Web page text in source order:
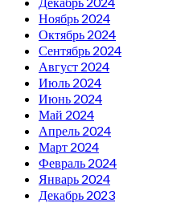
Ноябрь 2024
Октябрь 2024
Сентябрь 2024
Август 2024
Июль 2024
Июнь 2024
Май 2024
Апрель 2024
Март 2024
Февраль 2024
Январь 2024
Декабрь 2023